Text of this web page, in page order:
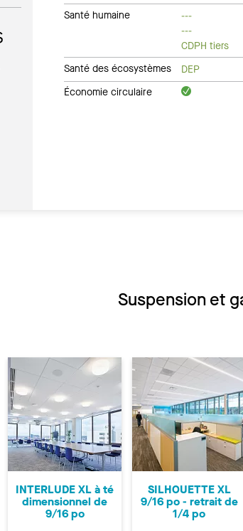
Santé humaine
---
---
CDPH tiers
Santé des écosystèmes
DEP
Économie circulaire
Suspension et
INTERLUDE XL à té
dimensionnel de
9/16 po
SILHOUETTE XL
9/16 po - retrait de
1/4 po